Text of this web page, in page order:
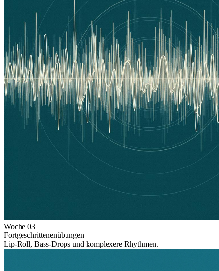
Woche 03
Fortgeschrittenenübungen
Lip-Roll, Bass-Drops und komplexere Rhythmen.